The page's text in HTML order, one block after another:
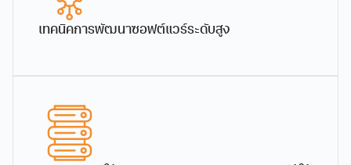
เทคนิคการพัฒนาซอฟต์แวร์ระดับสูง